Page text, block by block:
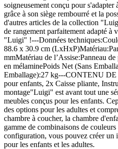
soigneusement conçu pour s'adapter
grâce à son siège rembourré et la
d'autres articles de la collection
de rangement parfaitement adapté à
"Luigi" !---Données
88.6 x 30.9 cm
mmMatériau de l’Assise:Panneau
en mélaminePoids Net (Sans
Emballage):27 kg---CONTENU
pour enfants, 2x Caisse pliante,
montage"Luigi" est avant tout une
meubles conçus pour les enfants.
des options pour les adultes et
chambre à coucher, la chambre
gamme de combinaisons de
configuration, vous pouvez créer un
pour les enfants et les adultes.